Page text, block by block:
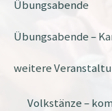
Übungsabende
Übungsabende –
weitere
Volkstänze –